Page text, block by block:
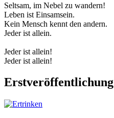
Seltsam, im Nebel zu wandern!
Leben ist Einsamsein.
Kein Mensch kennt den andern.
Jeder ist allein.
Jeder ist allein!
Jeder ist allein!
Erstveröffentlichung